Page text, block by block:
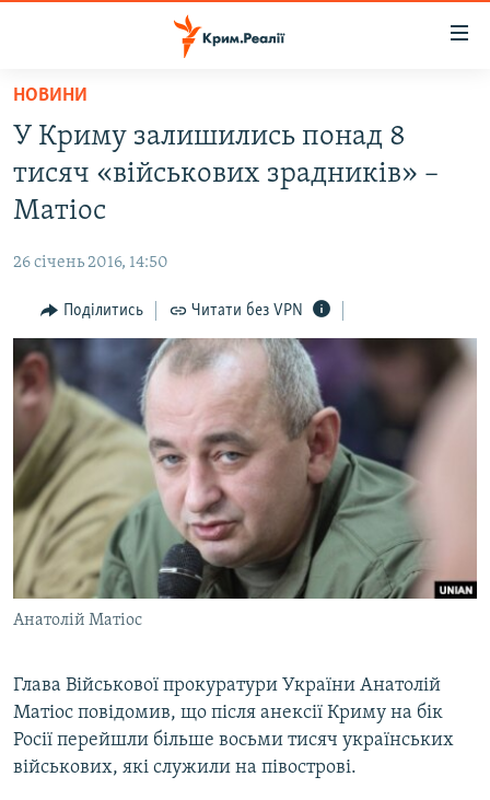
Перейти
основного
матеріалу
Перейти
до
основної
Перейти
до
пошуку
ВОДА.КРИМ
ВІДЕО ТА ФОТО
БЛОГИ
ПОГЛЯД
ІНТЕРВ'Ю
ВСЕ ЗА ДЕНЬ
СПЕЦПРОЕКТИ
ДЕПОРТАЦІЯ
ВІДЕОУРОКИ «ELIFBE»
СВІДЧЕННЯ ОКУПАЦІЇ
УКРАЇНСЬКА ПРОБЛЕМА КРИМУ
ІНФОГРАФІКА
ЯК ОБІЙТИ БЛОКУВАННЯ
Русский
Qırımtatar
ДОЛУЧАЙСЯ!
Усі сайти RFE/RL
НОВИНИ
У Криму залишились понад 8
тисяч «військових зрадників» –
Матіос
26 січень 2016, 14:50
Поділитись Читати без VPN
Анатолій Матіос
Глава Військової прокуратури України Анатолій
Матіос повідомив, що після анексії Криму на бік
Росії перейшли більше восьми тисяч українських
військових, які служили на півострові.